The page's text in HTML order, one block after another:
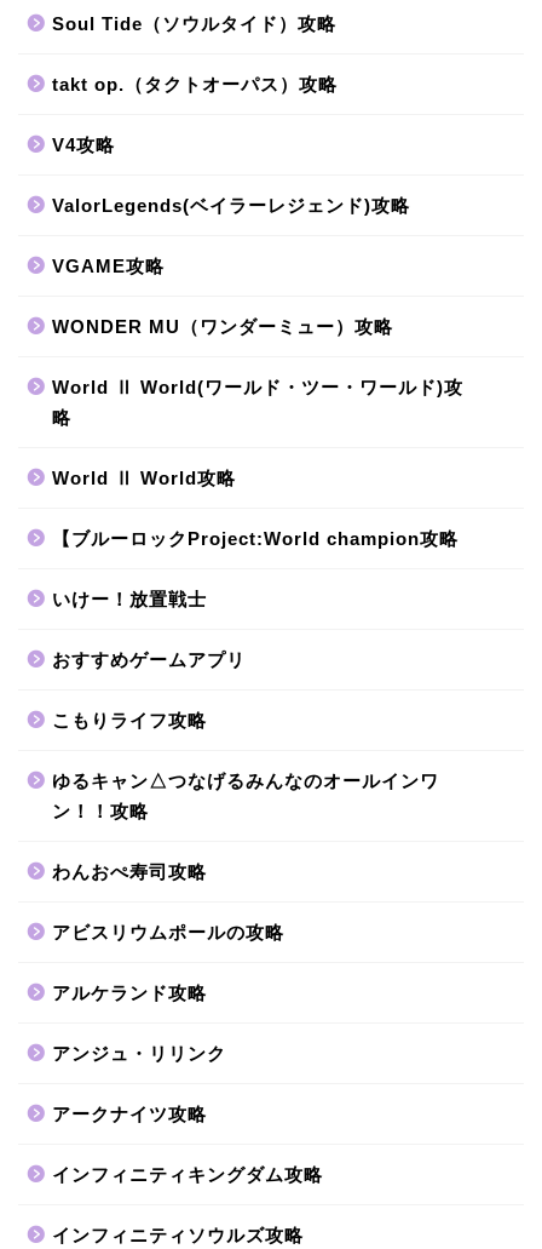
Soul Tide（ソウルタイド）攻略
takt op.（タクトオーパス）攻略
V4攻略
ValorLegends(ベイラーレジェンド)攻略
VGAME攻略
WONDER MU（ワンダーミュー）攻略
World Ⅱ World(ワールド・ツー・ワールド)攻
略
World Ⅱ World攻略
【ブルーロックProject:World champion攻略
いけー！放置戦士
おすすめゲームアプリ
こもりライフ攻略
ゆるキャン△つなげるみんなのオールインワ
ン！！攻略
わんおぺ寿司攻略
アビスリウムポールの攻略
アルケランド攻略
アンジュ・リリンク
アークナイツ攻略
インフィニティキングダム攻略
インフィニティソウルズ攻略